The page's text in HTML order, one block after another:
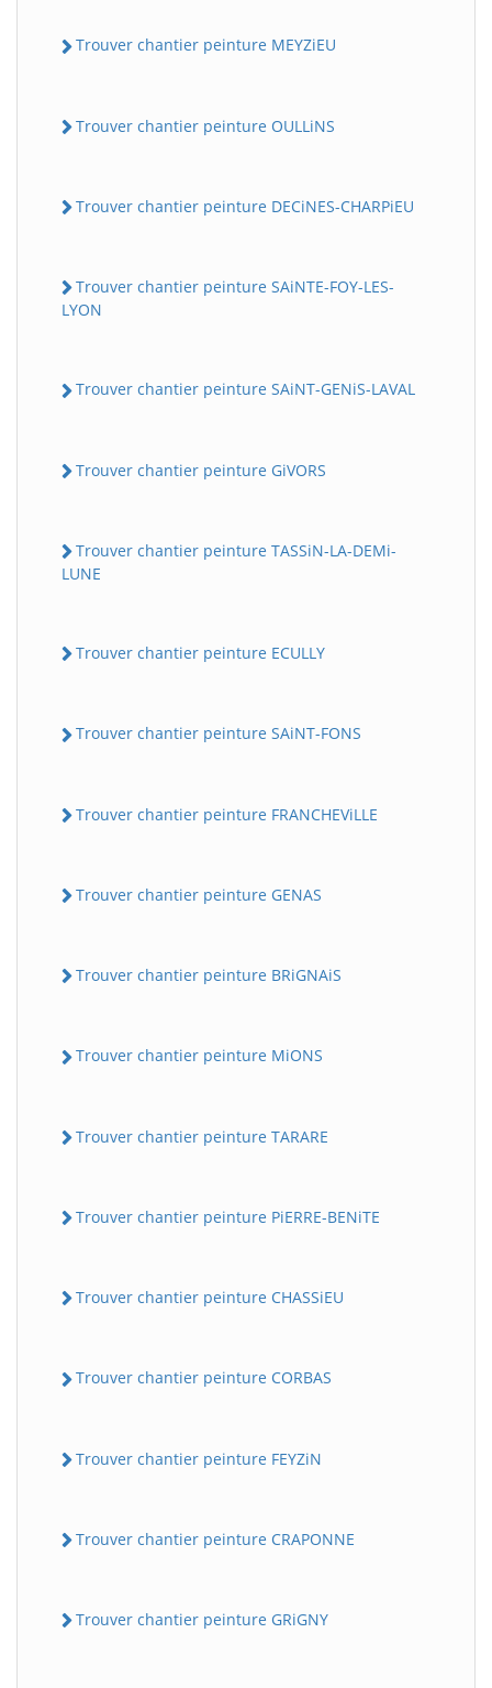
Trouver chantier peinture MEYZiEU
Trouver chantier peinture OULLiNS
Trouver chantier peinture DECiNES-CHARPiEU
Trouver chantier peinture SAiNTE-FOY-LES-
LYON
Trouver chantier peinture SAiNT-GENiS-LAVAL
Trouver chantier peinture GiVORS
Trouver chantier peinture TASSiN-LA-DEMi-
LUNE
Trouver chantier peinture ECULLY
Trouver chantier peinture SAiNT-FONS
Trouver chantier peinture FRANCHEViLLE
Trouver chantier peinture GENAS
Trouver chantier peinture BRiGNAiS
Trouver chantier peinture MiONS
Trouver chantier peinture TARARE
Trouver chantier peinture PiERRE-BENiTE
Trouver chantier peinture CHASSiEU
Trouver chantier peinture CORBAS
Trouver chantier peinture FEYZiN
Trouver chantier peinture CRAPONNE
Trouver chantier peinture GRiGNY